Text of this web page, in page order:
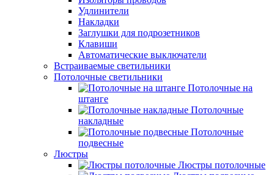
Удлинители
Накладки
Заглушки для подрозетников
Клавиши
Автоматические выключатели
Встраиваемые светильники
Потолочные светильники
Потолочные на
штанге
Потолочные
накладные
Потолочные
подвесные
Люстры
Люстры потолочные